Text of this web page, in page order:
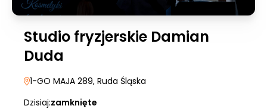
Studio fryzjerskie Damian
Duda
1-GO MAJA 289, Ruda Śląska
Dzisiaj:zamknięte